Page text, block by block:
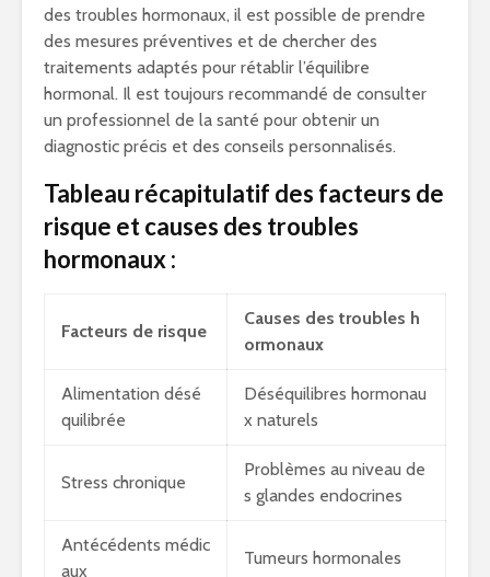
des troubles hormonaux, il est possible de prendre
des mesures préventives et de chercher des
traitements adaptés pour rétablir l’équilibre
hormonal. Il est toujours recommandé de consulter
un professionnel de la santé pour obtenir un
diagnostic précis et des conseils personnalisés.
Tableau récapitulatif des facteurs de
risque et causes des troubles
hormonaux :
Facteurs de risque
Causes des troubles h
ormonaux
Alimentation désé
quilibrée
Déséquilibres hormonau
x naturels
Stress chronique
Problèmes au niveau de
s glandes endocrines
Antécédents médic
aux
Tumeurs hormonales